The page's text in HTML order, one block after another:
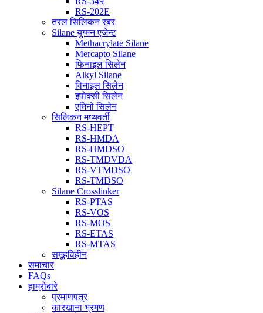
RS-202E
तरल सिलिकन रबर
Silane युग्मन एजेन्ट
Methacrylate Silane
Mercapto Silane
फिनाइल सिलेन
Alkyl Silane
विनाइल सिलेन
इपोक्सी सिलेन
एमिनो सिलेन
सिलिकन मध्यवर्ती
RS-HEPT
RS-HMDA
RS-HMDSO
RS-TMDVDA
RS-VTMDSO
RS-TMDSO
Silane Crosslinker
RS-PTAS
RS-VOS
RS-MOS
RS-ETAS
RS-MTAS
समूहविहीन
समाचार
FAQs
हाम्रोबारे
प्रमाणपत्र
कारखाना भ्रमण